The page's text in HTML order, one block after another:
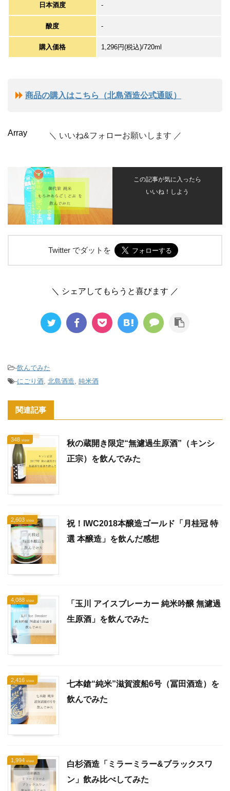
日本酒度 -
酸度 -
購入価格 1,296円(税込)/720ml
商品の購入はこちら（北島酒造公式通販）
＼ いいね&フォローお願いします ／
Array
この記事が気に入ったら
いいね！しよう
Twitter でダットを
＼ シェアしてもらうと喜びます ／
-飲んでみた
-にごり酒 北島酒造 純米酒
関連記事
348 view
秋の蔵開き限定“無濾過生原酒”（キンシ
正宗）を飲んでみた
2,603 view
祝！IWC2018本醸造ゴールド「月桂冠 特
選 本醸造」を飲んだ感想
4,088 view
「玉川 アイスブレーカー 純米吟醸 無濾過
生原酒」を飲んでみた
2,416 view
七本鎗“純米”滋賀渡船6号（冨田酒造）を
飲んでみた
1,994 view
白杉酒造「ミラーミラー&ブラックスワ
ン」飲み比べしてみた